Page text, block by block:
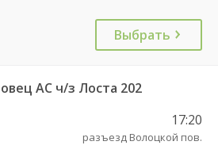
Выбрать
АС ч/з Лоста 202
17:20
разъезд Волоцкой пов.